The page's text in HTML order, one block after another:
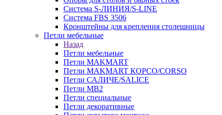
Система S-ЛИНИЯ/S-LINE
Система FBS 3506
Кронштейны для крепления столешницы
Петли мебельные
Назад
Петли мебельные
Петли MAKMART
Петли MAKMART КОРСО/CORSO
Петли САЛИЧЕ/SALICE
Петли MB2
Петли специальные
Петли декоративные